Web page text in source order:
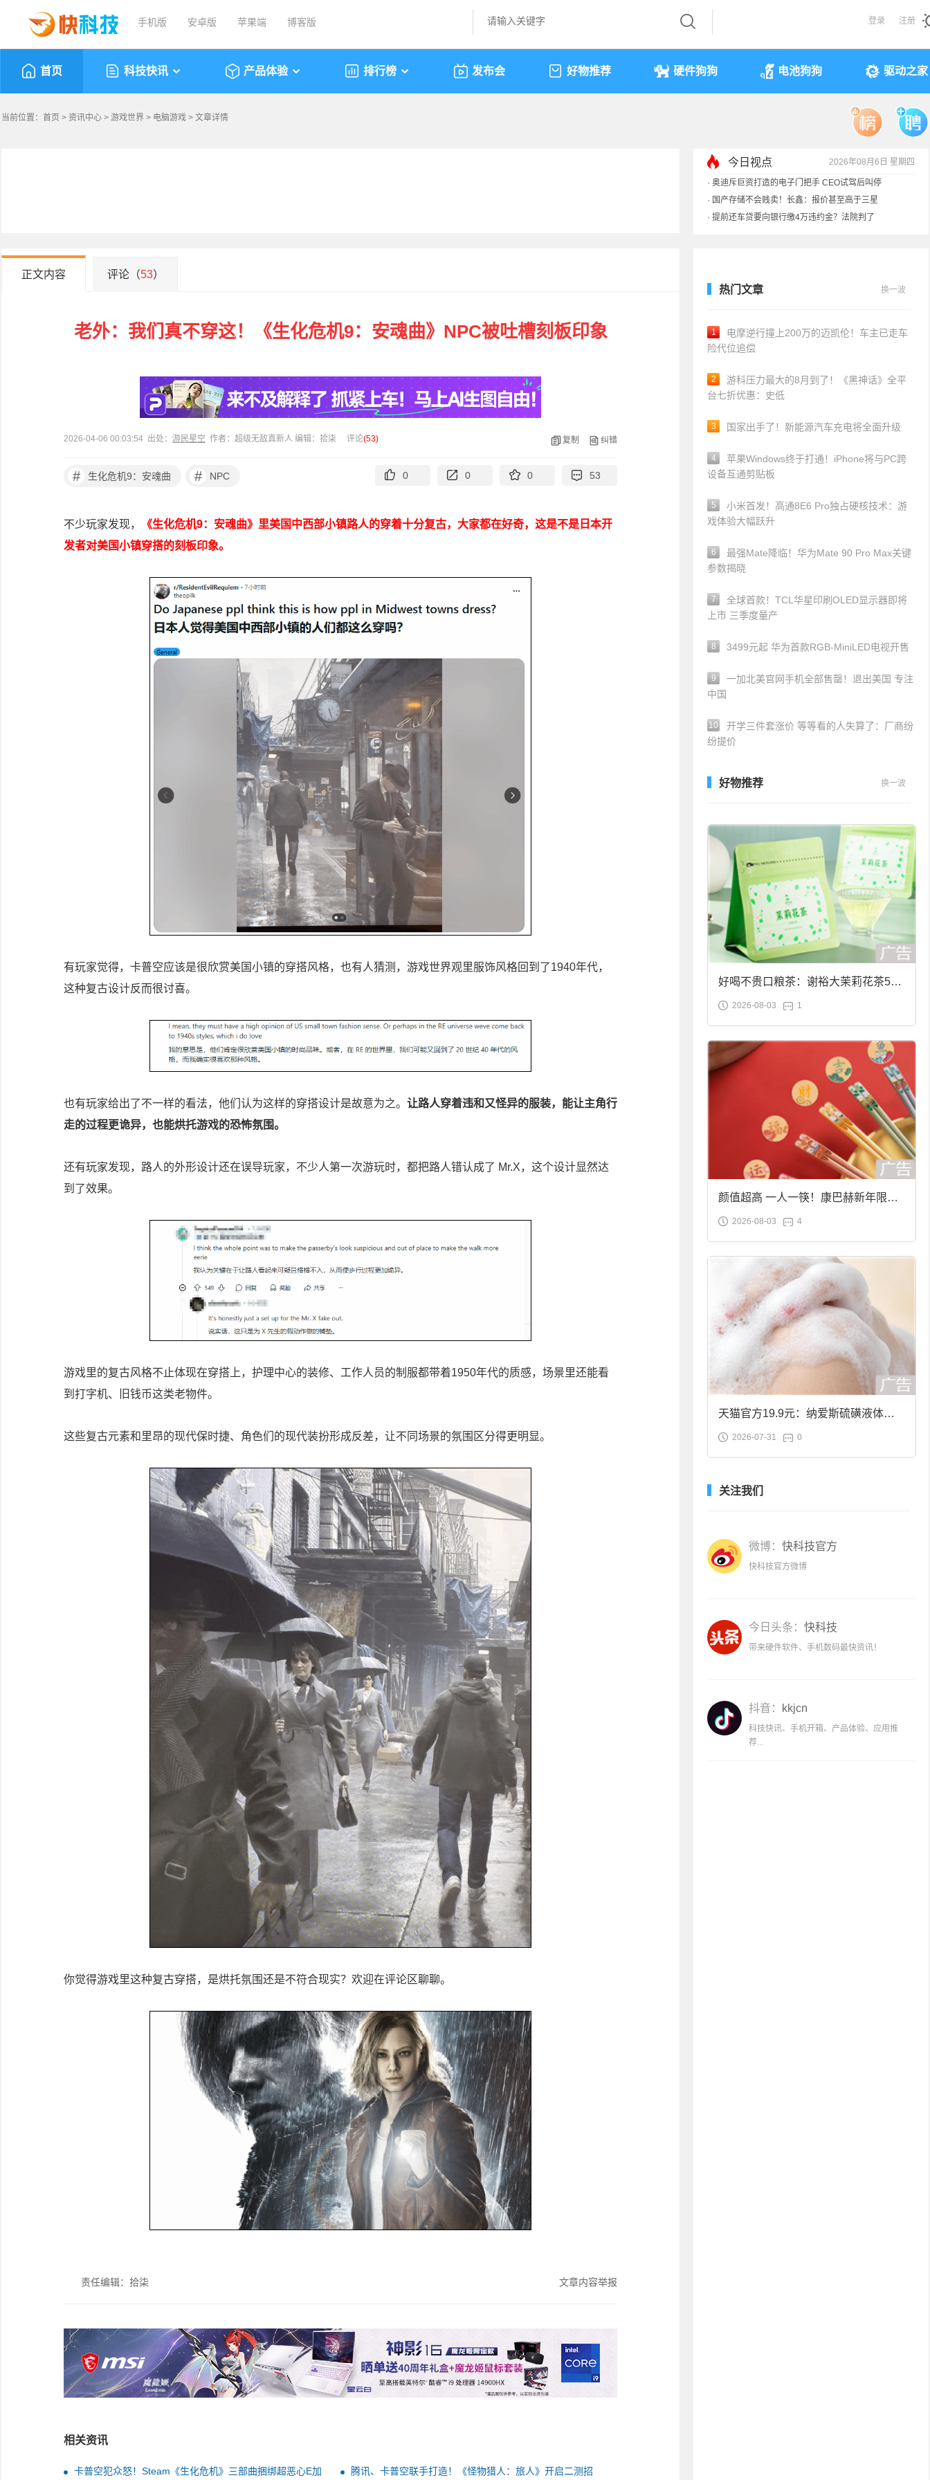
手机版 安卓版 苹果端 博客版 登录 注册
首页 科技快讯 产品体验 排行榜 发布会 好物推荐 硬件狗狗 电池狗狗 驱动之家
当前位置： 首页 > 资讯中心 > 游戏世界 > 电脑游戏 > 文章详情
今日视点 2026年08月6日 星期四
· 奥迪斥巨资打造的电子门把手 CEO试驾后叫停
· 国产存储不会贱卖！长鑫：报价甚至高于三星
· 提前还车贷要向银行缴4万违约金？法院判了
正文内容 评论（53）
老外：我们真不穿这！《生化危机9：安魂曲》NPC被吐槽刻板印象
2026-04-06 00:03:54 出处： 游民星空 作者：超级无敌真新人 编辑：拾柒 评论(53) 复制 纠错
# 生化危机9：安魂曲 # NPC 0 0 0 53
不少玩家发现，
《生化危机9：安魂曲》里美国中西部小镇路人的穿着十分复古，大家都在好奇，这是不是日本开
发者对美国小镇穿搭的刻板印象。
有玩家觉得，卡普空应该是很欣赏美国小镇的穿搭风格，也有人猜测，游戏世界观里服饰风格回到了1940年代，
这种复古设计反而很讨喜。
也有玩家给出了不一样的看法，他们认为这样的穿搭设计是故意为之。 让路人穿着违和又怪异的服装，能让主角行
走的过程更诡异，也能烘托游戏的恐怖氛围。
还有玩家发现，路人的外形设计还在误导玩家，不少人第一次游玩时，都把路人错认成了 Mr.X，这个设计显然达
到了效果。
游戏里的复古风格不止体现在穿搭上，护理中心的装修、工作人员的制服都带着1950年代的质感，场景里还能看
到打字机、旧钱币这类老物件。
这些复古元素和里昂的现代保时捷、角色们的现代装扮形成反差，让不同场景的氛围区分得更明显。
你觉得游戏里这种复古穿搭，是烘托氛围还是不符合现实？欢迎在评论区聊聊。
责任编辑：拾柒 文章内容举报
相关资讯
卡普空犯众怒！Steam《生化危机》三部曲捆绑超恶心E加 腾讯、卡普空联手打造！《怪物猎人：旅人》开启二测招
热门文章 换一波
1
电摩逆行撞上200万的迈凯伦！车主已走车
险代位追偿
2
游科压力最大的8月到了！《黑神话》全平
台七折优惠：史低
3 国家出手了！新能源汽车充电将全面升级
4
苹果Windows终于打通！iPhone将与PC跨
设备互通剪贴板
5
小米首发！高通8E6 Pro独占硬核技术：游
戏体验大幅跃升
6
最强Mate降临！华为Mate 90 Pro Max关键
参数揭晓
7
全球首款！TCL华星印刷OLED显示器即将
上市 三季度量产
8 3499元起 华为首款RGB-MiniLED电视开售
9
一加北美官网手机全部售罄！退出美国 专注
中国
10
开学三件套涨价 等等看的人失算了：厂商纷
纷提价
好物推荐 换一波
好喝不贵口粮茶：谢裕大茉莉花茶50g
袋装9.9元到手
2026-08-03 1
颜值超高 一人一筷！康巴赫新年限定
合金筷子大促：19.9元
2026-08-03 4
天猫官方19.9元：纳爱斯硫磺液体香
皂2斤大促
2026-07-31 0
关注我们
微博： 快科技官方
快科技官方微博
今日头条： 快科技
带来硬件软件、手机数码最快资讯！
抖音： kkjcn
科技快讯、手机开箱、产品体验、应用推
荐...